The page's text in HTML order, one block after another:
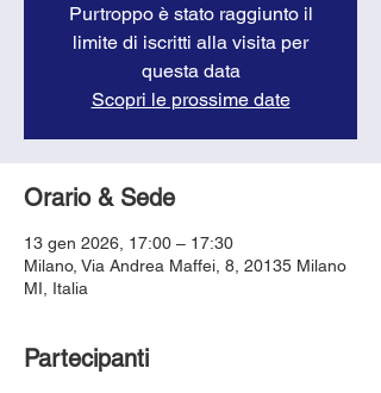
Purtroppo è stato raggiunto il
limite di iscritti alla visita per
questa data
Scopri le prossime date
Orario & Sede
13 gen 2026, 17:00 – 17:30
Milano, Via Andrea Maffei, 8, 20135 Milano
MI, Italia
Partecipanti